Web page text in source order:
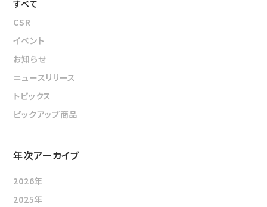
インダストリアルマシナリ事業
ユニバーサルジョイント
アフターサービスへの取り組み
新たな取り組み
事例/製品紹介
アフターサービスへの取り組み
新たな取り組み
その他
キャリア採用に関して
サイトマップ
個人情報の取扱いについて
EN
すべて
CSR
イベント
お知らせ
ニュースリリース
トピックス
ピックアップ商品
年次アーカイブ
2026年
2025年